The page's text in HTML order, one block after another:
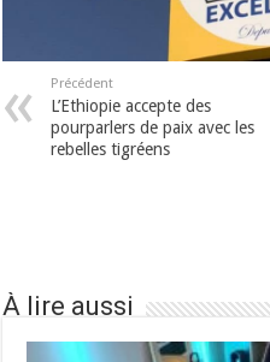
Précédent
L’Ethiopie accepte des
pourparlers de paix avec les
rebelles tigréens
À lire aussi